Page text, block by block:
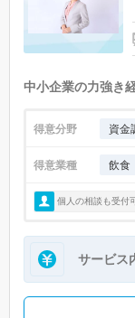
中小企業の力強き
得意分野 資金
得意業種 飲食
個人の相談も受付
サービス